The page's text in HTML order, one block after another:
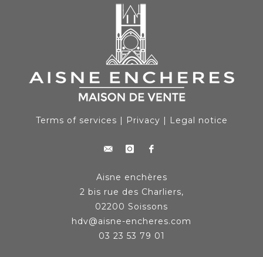
Terms of services | Privacy | Legal notice
Aisne enchères
2 bis rue des Charliers,
02200 Soissons
hdv@aisne-encheres.com
03 23 53 79 01